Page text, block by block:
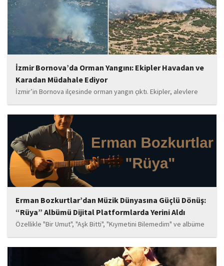
İzmir Bornova’da Orman Yangını: Ekipler Havadan ve
Karadan Müdahale Ediyor
İzmir’in Bornova ilçesinde orman yangın çıktı. Ekipler, alevlere
havadan ve karadan müdahale ediyor.
Erman Bozkurtlar’dan Müzik Dünyasına Güçlü Dönüş:
“Rüya” Albümü Dijital Platformlarda Yerini Aldı
Özellikle "Bir Umut", "Aşk Bitti", "Kıymetini Bilemedim" ve albüme
adını veren "Rüya" parçalarının kısa süre içerisinde öne çıkan
eserler arasında yer alması bekleniyor. Albüm, sanatçının önceki
çalışmalarına göre daha olgun,...